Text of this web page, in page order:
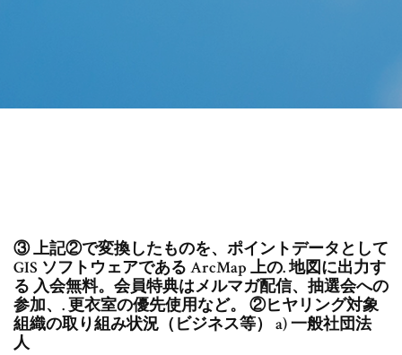
③ 上記②で変換したものを、ポイントデータとして
GIS ソフトウェアである ArcMap 上の. 地図に出力す
る 入会無料。会員特典はメルマガ配信、抽選会への
参加、. 更衣室の優先使用など。 ②ヒヤリング対象
組織の取り組み状況（ビジネス等） a) 一般社団法
人